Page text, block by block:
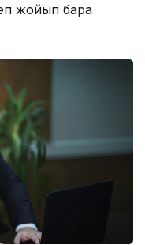
жойып бара